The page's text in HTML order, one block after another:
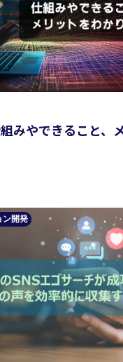
みやできること、
ン開発